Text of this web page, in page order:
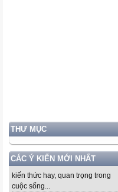
THƯ MỤC
CÁC Ý KIẾN MỚI NHẤT
kiến thức hay, quan trọng trong
cuộc sống...